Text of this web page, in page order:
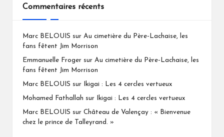
Commentaires récents
Marc BELOUIS sur Au cimetière du Père-Lachaise, les
fans fêtent Jim Morrison
Emmanuelle Froger sur Au cimetière du Père-Lachaise, les
fans fêtent Jim Morrison
Marc BELOUIS sur Ikigai : Les 4 cercles vertueux
Mohamed Fathallah sur Ikigai : Les 4 cercles vertueux
Marc BELOUIS sur Château de Valençay : « Bienvenue
chez le prince de Talleyrand. »